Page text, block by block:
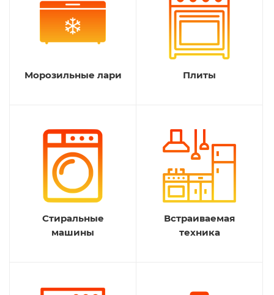
Морозильные лари Плиты
Стиральные
машины
Встраиваемая
техника